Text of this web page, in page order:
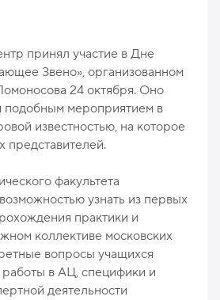
принял участие в Дне
Звено», организованном
24 октября. Оно
подобным мероприятием в
известностью, на которое
представителей.
факультета
узнать из первых
практики и
коллективе московских
вопросы учащихся
работы в АЦ, специфики и
деятельности